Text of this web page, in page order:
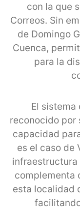
con la que
Correos. Sin
de Domingo
Cuenca,
para la
El sistema
reconocido por
capacidad
es el caso de
infraestructura
complementa
esta localidad